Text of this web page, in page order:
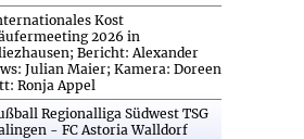
Kost
2026 in
Bericht: Alexander
Julian Maier; Kamera: Doreen
Ronja Appel
Regionalliga Südwest TSG
- FC Astoria Walldorf